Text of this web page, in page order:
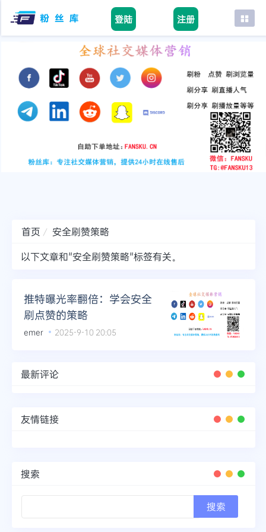
登陆 注册
首页
tiktok
youtube
instagram
首页
安全刷赞策略
以下文章和"安全刷赞策略"标签有关。
推特曝光率翻倍：学会安全
刷点赞的策略
emer 2025-9-10 20:05
最新评论
友情链接
搜索